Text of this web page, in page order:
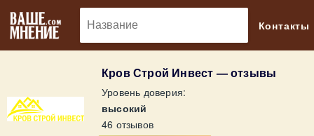
Контакты
Кров Строй Инвест — отзывы
Уровень доверия:
высокий
46 отзывов